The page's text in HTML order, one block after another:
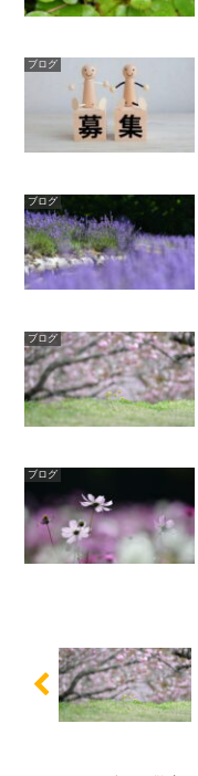
ブログ
ブログ
ブログ
ブログ